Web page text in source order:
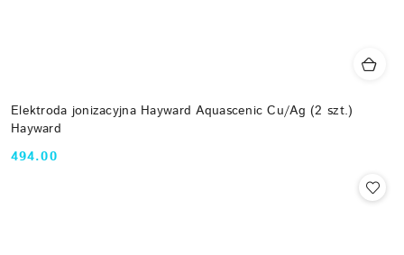
Elektroda jonizacyjna Hayward Aquascenic Cu/Ag (2 szt.)
Hayward
Cena:
494.00